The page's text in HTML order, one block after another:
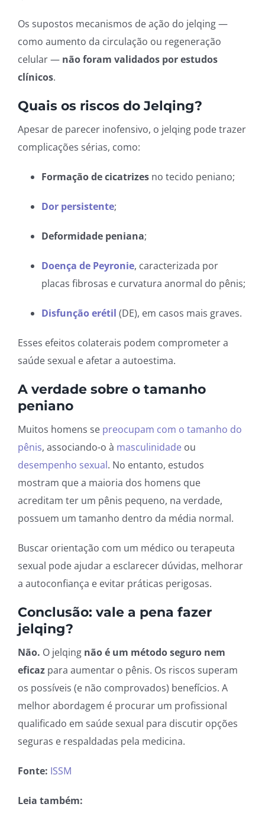
Os supostos mecanismos de ação do jelqing —
como aumento da circulação ou regeneração
celular — não foram validados por estudos
clínicos.
Quais os riscos do Jelqing?
Apesar de parecer inofensivo, o jelqing pode trazer
complicações sérias, como:
Formação de cicatrizesno tecido peniano;
Dor persistente;
Deformidade peniana;
Doença de Peyronie, caracterizada por
placas fibrosas e curvatura anormal do pênis;
Disfunção erétil (DE), em casos mais graves.
Esses efeitos colaterais podem comprometer a
saúde sexual e afetar a autoestima.
A verdade sobre o tamanho
peniano
Muitos homens se preocupam com o tamanho do
pênis, associando-o à masculinidade ou
desempenho sexual. No entanto, estudos
mostram que a maioria dos homens que
acreditam ter um pênis pequeno, na verdade,
possuem um tamanho dentro da média normal.
Buscar orientação com um médico ou terapeuta
sexual pode ajudar a esclarecer dúvidas, melhorar
a autoconfiança e evitar práticas perigosas.
Conclusão: vale a pena fazer
jelqing?
Não. O jelqing não é um método seguro nem
eficazpara aumentar o pênis. Os riscos superam
os possíveis (e não comprovados) benefícios. A
melhor abordagem é procurar um profissional
qualificado em saúde sexual para discutir opções
seguras e respaldadas pela medicina.
Fonte: ISSM
Leia também: